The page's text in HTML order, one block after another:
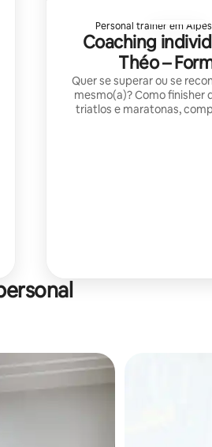
Personal trainer em
Coaching
Théo –
Quer se superar ou se
mesmo(a)? Como finisher
triatlos e maratonas,